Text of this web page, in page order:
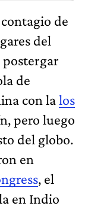
de
del
de
con lalos
pero luego
del globo.
en
, el
en Indio